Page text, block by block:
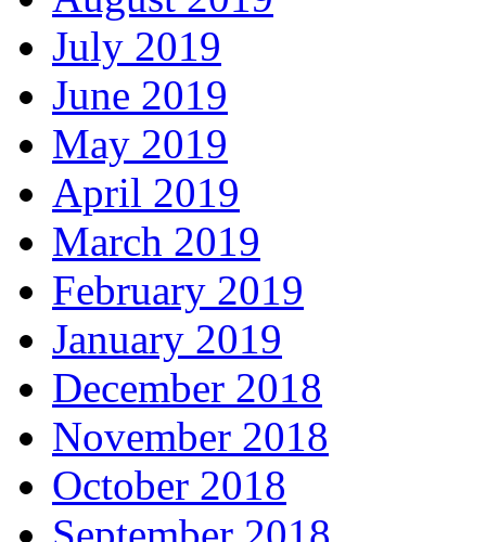
July 2019
June 2019
May 2019
April 2019
March 2019
February 2019
January 2019
December 2018
November 2018
October 2018